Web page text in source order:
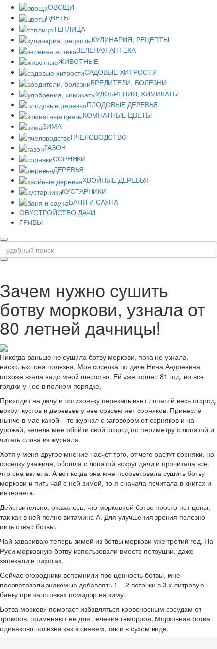
ОВОЩИ
ЦВЕТЫ
ТЕПЛИЦА
КУЛИНАРИЯ, РЕЦЕПТЫ
ЗЕЛЕНАЯ АПТЕКА
ЖИВОТНЫЕ
САДОВЫЕ ХИТРОСТИ
ВРЕДИТЕЛИ, БОЛЕЗНИ
УДОБРЕНИЯ, ХИМИКАТЫ
ПЛОДОВЫЕ ДЕРЕВЬЯ
КОМНАТНЫЕ ЦВЕТЫ
ЗИМА
ПЧЕЛОВОДСТВО
ГАЗОН
СОРНЯКИ
ДЕРЕВЬЯ
ХВОЙНЫЕ ДЕРЕВЬЯ
КУСТАРНИКИ
БАНЯ И САУНА
ОБУСТРОЙСТВО ДАЧИ
ГРИБЫ
Зачем нужно сушить
ботву моркови, узнала от
80 летней дачницы!
Никогда раньше не сушила ботву моркови, пока не узнала,
насколько она полезна. Моя соседка по даче Нина Андреевна
похоже взяла надо мной шефство. Ей уже пошел 81 год, но все
грядки у нее в полном порядке.
Приходит на дачу и потихоньку перекапывает лопатой весь огород,
вокруг кустов и деревьев у нее совсем нет сорняков. Принесла
нынче в мае какой – то журнал с заговором от сорняков и на
урожай, велела мне обойти свой огород по периметру с лопатой и
читать слова из журнала.
Хотя у меня другое мнение насчет того, от чего растут сорняки, но
соседку уважила, обошла с лопатой вокруг дачи и прочитала все,
что она велела. А вот когда она мне посоветовала сушить ботву
моркови и пить чай с ней зимой, то я сначала почитала в книгах и
интернете.
Действительно, оказалось, что морковной ботве просто нет цены,
так как в ней полно витамина А. Для улучшения зрения полезно
пить отвар ботвы.
Чай завариваю теперь зимой из ботвы моркови уже третий год. На
Руси морковную ботву использовали вместо петрушки, даже
запекали в пирогах.
Сейчас огородники вспомнили про ценность ботвы, мне
посоветовали знакомые добавлять 1 – 2 веточки в 3 х литровую
банку при заготовках помидор на зиму.
Ботва моркови помогает избавляться кровеносным сосудам от
тромбов, применяют ее для лечения геморроя. Морковная ботва
одинаково полезна как в свежем, так и в сухом виде.